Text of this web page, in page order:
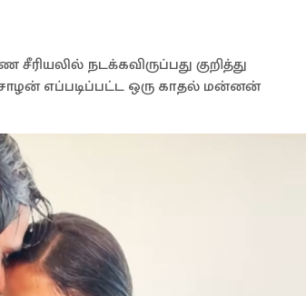
நடக்கவிருப்பது குறித்து
எப்படிப்பட்ட ஒரு காதல் மன்னன்